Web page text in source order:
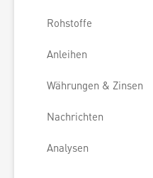
Rohstoffe
Anleihen
Währungen & Zinsen
Nachrichten
Analysen